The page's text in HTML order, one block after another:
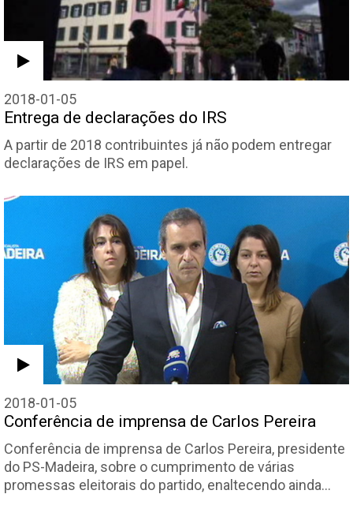
2018-01-05
Entrega de declarações do IRS
A partir de 2018 contribuintes já não podem entregar
declarações de IRS em papel.
2018-01-05
Conferência de imprensa de Carlos Pereira
Conferência de imprensa de Carlos Pereira, presidente
do PS-Madeira, sobre o cumprimento de várias
promessas eleitorais do partido, enaltecendo ainda…